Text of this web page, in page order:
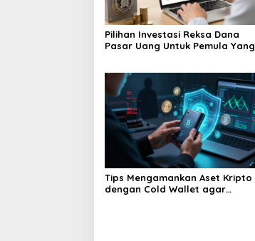
Pilihan Investasi Reksa Dana
Pasar Uang Untuk Pemula Yang
Tips Mengamankan Aset Kripto
dengan Cold Wallet agar